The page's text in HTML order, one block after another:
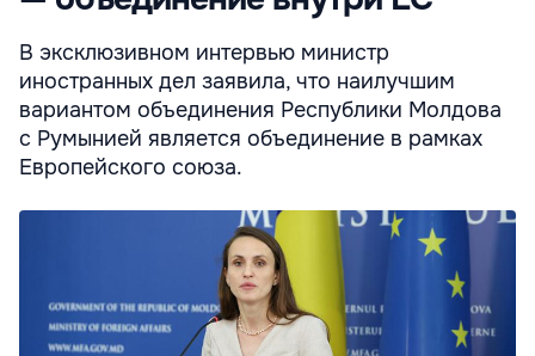
В эксклюзивном интервью министр
иностранных дел заявила, что наилучшим
вариантом объединения Республики Молдова
с Румынией является объединение в рамках
Европейского союза.